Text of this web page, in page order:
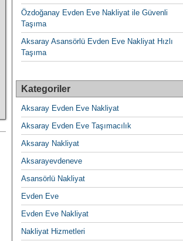
Özdoğanay Evden Eve Nakliyat ile Güvenli
Taşıma
Aksaray Asansörlü Evden Eve Nakliyat Hızlı
Taşıma
Kategoriler
Aksaray Evden Eve Nakliyat
Aksaray Evden Eve Taşımacılık
Aksaray Nakliyat
Aksarayevdeneve
Asansörlü Nakliyat
Evden Eve
Evden Eve Nakliyat
Nakliyat Hizmetleri